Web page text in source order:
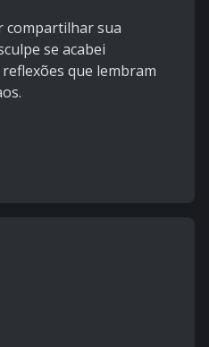
compartilhar sua
se acabei
que lembram